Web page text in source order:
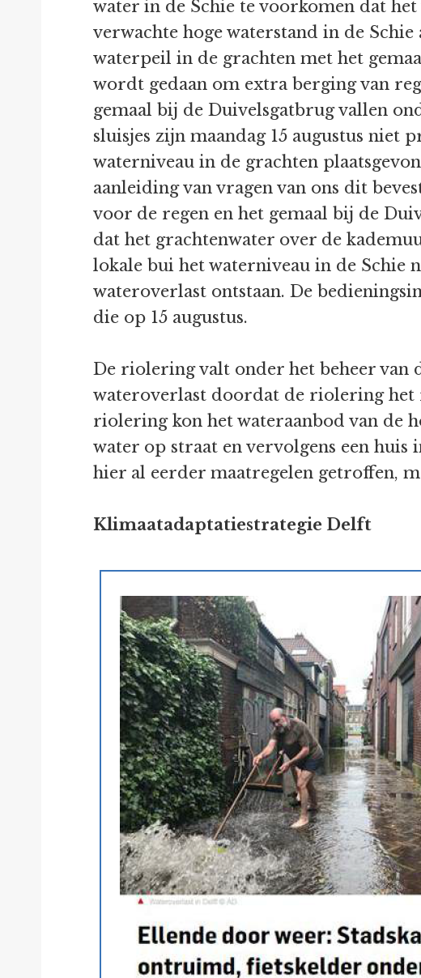
water in de Schie te voorkomen dat
verwachte hoge waterstand in de
waterpeil in de grachten met het
wordt gedaan om extra berging van
gemaal bij de Duivelsgatbrug vallen
sluisjes zijn maandag 15 augustus niet
waterniveau in de grachten
aanleiding van vragen van ons dit
voor de regen en het gemaal bij de
dat het grachtenwater over de
lokale bui het waterniveau in de Schie
wateroverlast ontstaan. De
die op 15 augustus.
De riolering valt onder het beheer van
wateroverlast doordat de riolering het
riolering kon het wateraanbod van de
water op straat en vervolgens een huis
hier al eerder maatregelen getroffen,
Klimaatadaptatiestrategie Delft